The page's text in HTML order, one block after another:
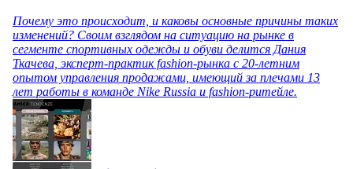
Почему это происходит, и каковы основные причины таких
изменений? Своим взглядом на ситуацию на рынке в
сегменте спортивных одежды и обуви делится Дания
Ткачева, эксперт-практик fashion-рынка с 20-летним
опытом управления продажами, имеющий за плечами 13
лет работы в команде Nike Russia и fashion-ритейле.